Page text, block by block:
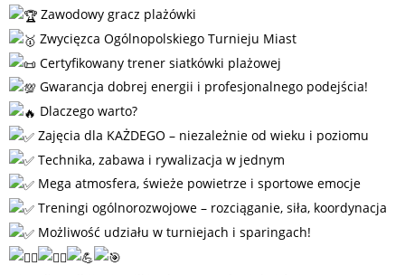
Zawodowy gracz plażówki
Zwycięzca Ogólnopolskiego Turnieju Miast
Certyfikowany trener siatkówki plażowej
Gwarancja dobrej energii i profesjonalnego podejścia!
Dlaczego warto?
Zajęcia dla KAŻDEGO – niezależnie od wieku i poziomu
Technika, zabawa i rywalizacja w jednym
Mega atmosfera, świeże powietrze i sportowe emocje
Treningi ogólnorozwojowe – rozciąganie, siła, koordynacja
Możliwość udziału w turniejach i sparingach!